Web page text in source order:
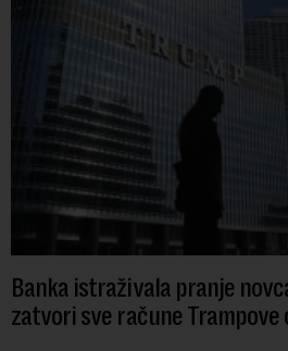
Banka istraživala pranje
zatvori sve račune Trampove